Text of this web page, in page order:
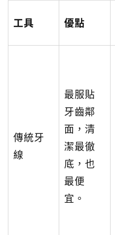
工具 優點
傳統牙
線
最服貼
牙齒鄰
面，清
潔最徹
底，也
最便
宜。